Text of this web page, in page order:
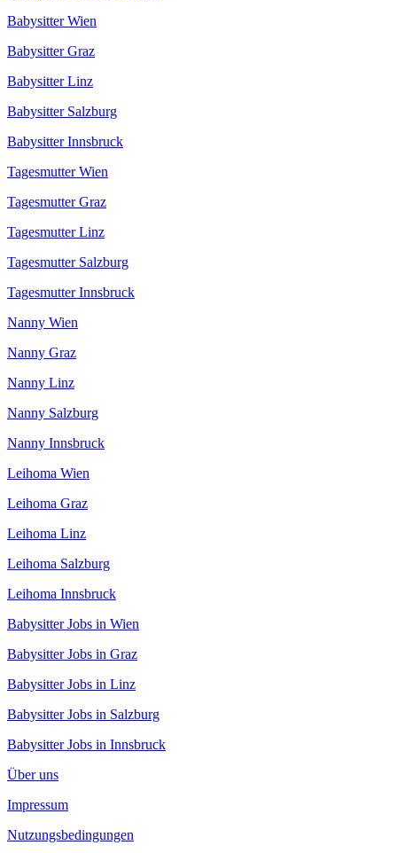
Babysitter Wien
Babysitter Graz
Babysitter Linz
Babysitter Salzburg
Babysitter Innsbruck
Tagesmutter Wien
Tagesmutter Graz
Tagesmutter Linz
Tagesmutter Salzburg
Tagesmutter Innsbruck
Nanny Wien
Nanny Graz
Nanny Linz
Nanny Salzburg
Nanny Innsbruck
Leihoma Wien
Leihoma Graz
Leihoma Linz
Leihoma Salzburg
Leihoma Innsbruck
Babysitter Jobs in Wien
Babysitter Jobs in Graz
Babysitter Jobs in Linz
Babysitter Jobs in Salzburg
Babysitter Jobs in Innsbruck
Über uns
Impressum
Nutzungsbedingungen